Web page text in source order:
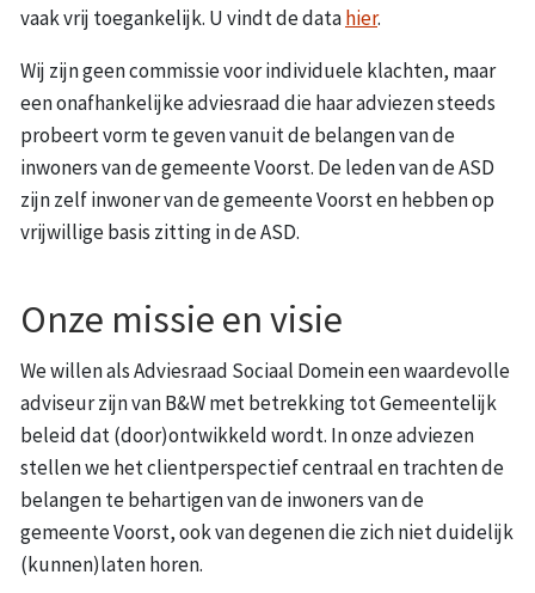
vaak vrij toegankelijk. U vindt de datahier.
Wij zijn geen commissie voor individuele klachten, maar
een onafhankelijke adviesraad die haar adviezen steeds
probeert vorm te geven vanuit de belangen van de
inwoners van de gemeente Voorst. De leden van de ASD
zijn zelf inwoner van de gemeente Voorst en hebben op
vrijwillige basis zitting in de ASD.
Onze missie en visie
We willen als Adviesraad Sociaal Domein een waardevolle
adviseur zijn van B&W met betrekking tot Gemeentelijk
beleid dat (door)ontwikkeld wordt. In onze adviezen
stellen we het clientperspectief centraal en trachten de
belangen te behartigen van de inwoners van de
gemeente Voorst, ook van degenen die zich niet duidelijk
(kunnen)laten horen.